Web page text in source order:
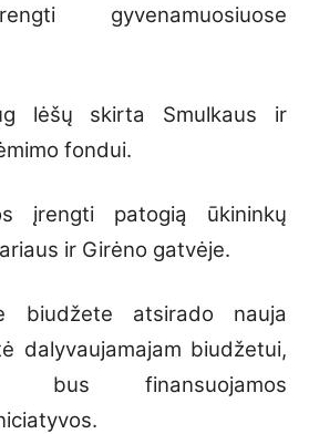
gyvenamuosiuose
lėšų skirta Smulkaus ir
fondui.
įrengti patogią ūkininkų
ir Girėno gatvėje.
biudžete atsirado nauja
dalyvaujamajam biudžetui,
bus finansuojamos